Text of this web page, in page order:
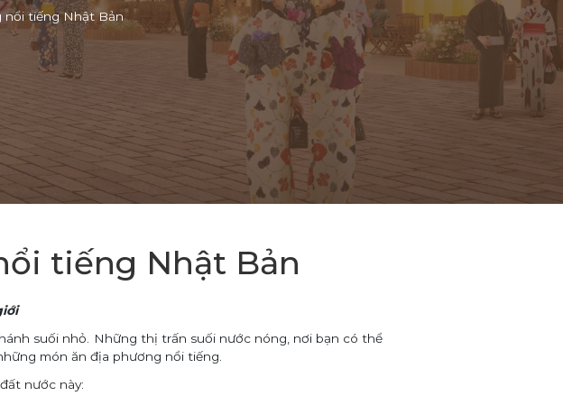
nổi tiếng Nhật Bản
tiếng Nhật Bản
suối nhỏ. Những thị trấn suối nước nóng, nơi bạn có thể
món ăn địa phương nổi tiếng.
nước này: